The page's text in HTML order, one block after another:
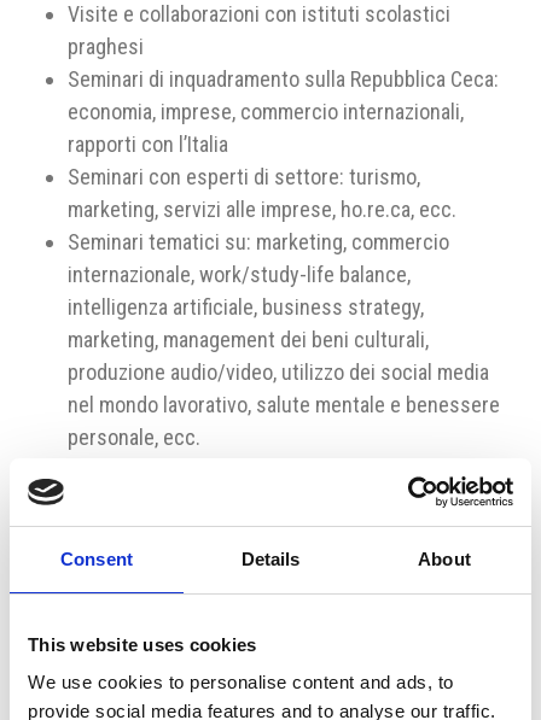
Consent Details About
This website uses cookies
We use cookies to personalise content and ads, to
provide social media features and to analyse our traffic.
Visite e collaborazioni con istituti scolastici
praghesi
Seminari di inquadramento sulla Repubblica Ceca:
economia, imprese, commercio internazionali,
rapporti con l’Italia
Seminari con esperti di settore: turismo,
marketing, servizi alle imprese, ho.re.ca, ecc.
Seminari tematici su: marketing, commercio
internazionale, work/study-life balance,
intelligenza artificiale, business strategy,
marketing, management dei beni culturali,
produzione audio/video, utilizzo dei social media
nel mondo lavorativo, salute mentale e benessere
personale, ecc.
Workshop di Business English:
Creare il CV, la pagina Linkedin e come sostenere
Terminologia settoriale
Programmi su misura per scuole con orientamenti